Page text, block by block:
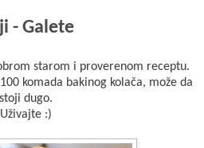
- Galete
starom i proverenom receptu.
komada bakinog kolača, može da
stoji dugo.
Uživajte :)